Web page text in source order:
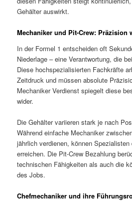
Gehälter auswirkt.
Mechaniker und Pit-Crew: Präzision
In der Formel 1 entscheiden oft
Niederlage – eine Verantwortung, die
Diese hochspezialisierten Fachkräfte
Zeitdruck und müssen absolute
Mechaniker Verdienst spiegelt diese
wider.
Die Gehälter variieren stark je nach
Während einfache Mechaniker
jährlich verdienen, können
erreichen. Die Pit-Crew Bezahlung
technischen Fähigkeiten als auch die
des Jobs.
Chefmechaniker und ihre